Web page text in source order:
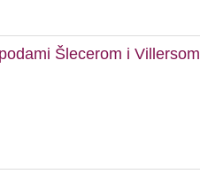
Šlecerom i Villersom